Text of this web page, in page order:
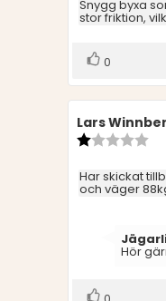
5
Snygg byxa
stor friktion,
Rösta
0
Lars
5
Har skickat
och väger
Svara
från:
Hör
Rösta